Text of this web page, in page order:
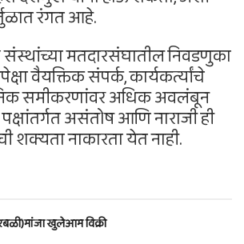
रंगत आहे.
संस्थांच्या मतदारसंघातील निवडणुका
वैयक्तिक संपर्क, कार्यकर्त्यांचे
समीकरणांवर अधिक अवलंबून
असंतोष आणि नाराजी ही
शक्यता नाकारता येत नाही.
खुलेआम विक्री